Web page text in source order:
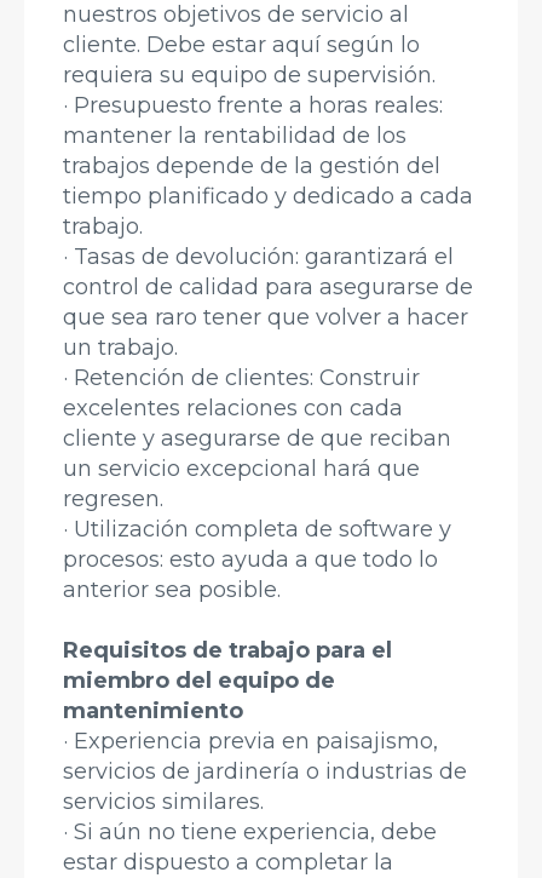
nuestros objetivos de servicio al
cliente. Debe estar aquí según lo
requiera su equipo de supervisión.
· Presupuesto frente a horas reales:
mantener la rentabilidad de los
trabajos depende de la gestión del
tiempo planificado y dedicado a cada
trabajo.
· Tasas de devolución: garantizará el
control de calidad para asegurarse de
que sea raro tener que volver a hacer
un trabajo.
· Retención de clientes: Construir
excelentes relaciones con cada
cliente y asegurarse de que reciban
un servicio excepcional hará que
regresen.
· Utilización completa de software y
procesos: esto ayuda a que todo lo
anterior sea posible.
Requisitos de trabajo para el
miembro del equipo de
mantenimiento
· Experiencia previa en paisajismo,
servicios de jardinería o industrias de
servicios similares.
· Si aún no tiene experiencia, debe
estar dispuesto a completar la